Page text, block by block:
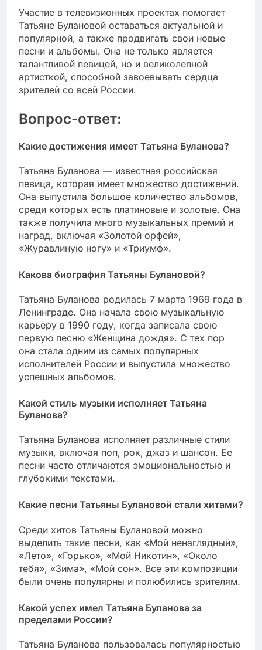
Участие в телевизионных проектах помогает
Татьяне Булановой оставаться актуальной и
популярной, а также продвигать свои новые
песни и альбомы. Она не только является
талантливой певицей, но и великолепной
артисткой, способной завоевывать сердца
зрителей со всей России.
Вопрос-ответ:
Какие достижения имеет Татьяна Буланова?
Татьяна Буланова — известная российская
певица, которая имеет множество достижений.
Она выпустила большое количество альбомов,
среди которых есть платиновые и золотые. Она
также получила много музыкальных премий и
наград, включая «Золотой орфей»,
«Журавлиную ногу» и «Триумф».
Какова биография Татьяны Булановой?
Татьяна Буланова родилась 7 марта 1969 года в
Ленинграде. Она начала свою музыкальную
карьеру в 1990 году, когда записала свою
первую песню «Женщина дождя». С тех пор
она стала одним из самых популярных
исполнителей России и выпустила множество
успешных альбомов.
Какой стиль музыки исполняет Татьяна
Буланова?
Татьяна Буланова исполняет различные стили
музыки, включая поп, рок, джаз и шансон. Ее
песни часто отличаются эмоциональностью и
глубокими текстами.
Какие песни Татьяны Булановой стали хитами?
Среди хитов Татьяны Булановой можно
выделить такие песни, как «Мой ненаглядный»,
«Лето», «Горько», «Мой Никотин», «Около
тебя», «Зима», «Мой сон». Все эти композиции
были очень популярны и полюбились зрителям.
Какой успех имел Татьяна Буланова за
пределами России?
Татьяна Буланова пользовалась популярностью